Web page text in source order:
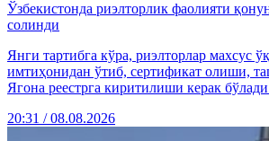
Ўзбекистонда риэлторлик фаолияти
солинди
Янги тартибга кўра, риэлторлар махсус
имтиҳонидан ўтиб, сертификат олиши,
Ягона реестрга киритилиши керак
20:31 / 08.08.2026